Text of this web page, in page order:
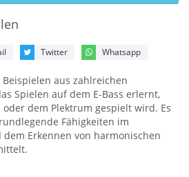
Twitter Whatsapp
aus zahlreichen
Spielen auf dem E-Bass erlernt,
dem Plektrum gespielt wird. Es
Fähigkeiten im
Erkennen von harmonischen